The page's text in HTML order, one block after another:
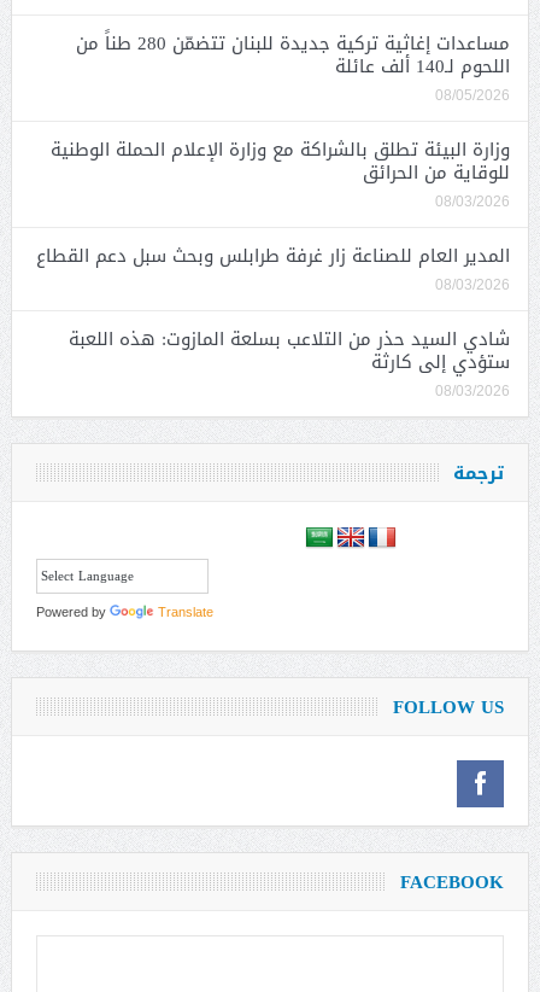
مساعدات إغاثية تركية جديدة للبنان تتضمّن 280 طناً من
اللحوم لـ140 ألف عائلة
08/05/2026
وزارة البيئة تطلق بالشراكة مع وزارة الإعلام الحملة الوطنية
للوقاية من الحرائق
08/03/2026
المدير العام للصناعة زار غرفة طرابلس وبحث سبل دعم القطاع
08/03/2026
شادي السيد حذر من التلاعب بسلعة المازوت: هذه اللعبة
ستؤدي إلى كارثة
08/03/2026
ترجمة
Powered by Translate
FOLLOW US
FACEBOOK